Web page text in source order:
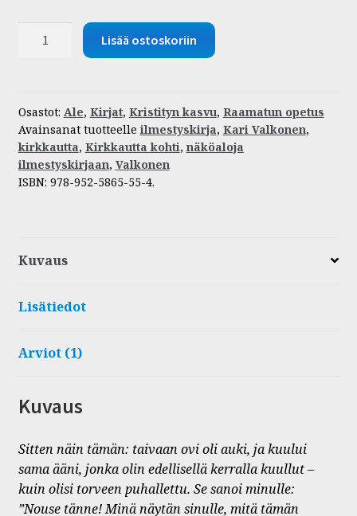
Kirkkautta
Ilmestyskirjaan
määrä
Lisää ostoskoriin
Osastot: Ale, Kirjat, Kristityn kasvu, Raamatun opetus
Avainsanat tuotteelleilmestyskirja, Kari Valkonen,
kirkkautta, Kirkkautta kohti, näköaloja
ilmestyskirjaan, Valkonen
ISBN: 978-952-5865-55-4.
Kuvaus
Lisätiedot
Arviot (1)
Kuvaus
Sitten näin tämän: taivaan ovi oli auki, ja kuului
sama ääni, jonka olin edellisellä kerralla kuullut –
kuin olisi torveen puhallettu. Se sanoi minulle:
”Nouse tänne! Minä näytän sinulle, mitä tämän